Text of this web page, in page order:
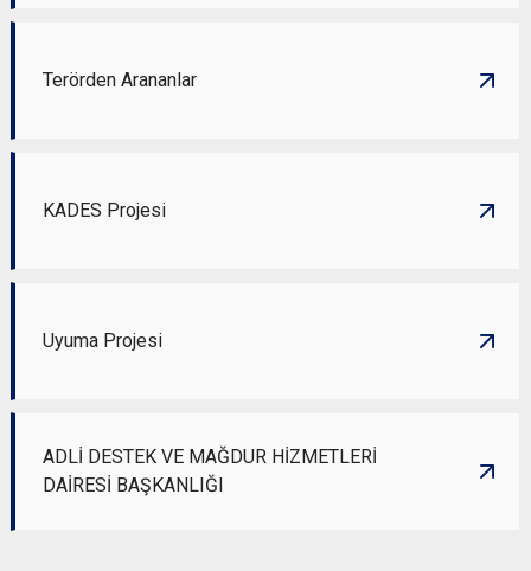
Terörden Arananlar
KADES Projesi
Uyuma Projesi
ADLİ DESTEK VE MAĞDUR HİZMETLERİ
DAİRESİ BAŞKANLIĞI